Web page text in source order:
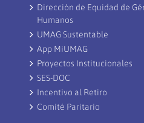
Dirección de Equidad de
Humanos
UMAG Sustentable
App MiUMAG
Proyectos Institucionales
SES-DOC
Incentivo al Retiro
Comité Paritario